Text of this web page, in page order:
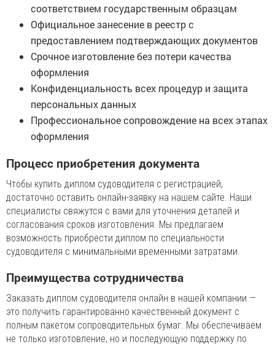
соответствием государственным образцам
Официальное занесение в реестр с
предоставлением подтверждающих документов
Срочное изготовление без потери качества
оформления
Конфиденциальность всех процедур и защита
персональных данных
Профессиональное сопровождение на всех этапах
оформления
Процесс приобретения документа
Чтобы купить диплом судоводителя с регистрацией,
достаточно оставить онлайн-заявку на нашем сайте. Наши
специалисты свяжутся с вами для уточнения деталей и
согласования сроков изготовления. Мы предлагаем
возможность приобрести диплом по специальности
судоводителя с минимальными временными затратами.
Преимущества сотрудничества
Заказать диплом судоводителя онлайн в нашей компании —
это получить гарантированно качественный документ с
полным пакетом сопроводительных бумаг. Мы обеспечиваем
не только изготовление, но и последующую поддержку по